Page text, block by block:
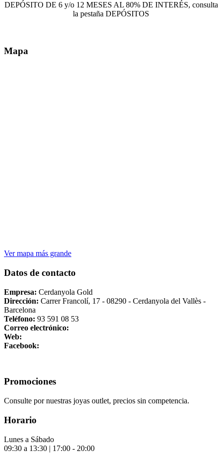
DEPÓSITO DE 6 y/o 12 MESES AL 80% DE INTERÉS, consulta
la pestaña DEPÓSITOS
Mapa
Ver mapa más grande
Datos de contacto
Empresa: Cerdanyola Gold
Dirección: Carrer Francolí, 17 - 08290 - Cerdanyola del Vallès -
Barcelona
Teléfono: 93 591 08 53
Correo electrónico:
Web:
Facebook:
Promociones
Consulte por nuestras joyas outlet, precios sin competencia.
Horario
Lunes a Sábado
09:30 a 13:30 | 17:00 - 20:00